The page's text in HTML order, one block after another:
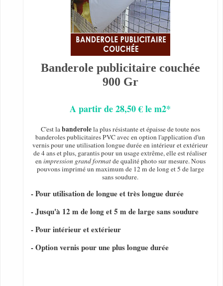
Banderole publicitaire couchée
900 Gr
A partir de 28,50 € le m2*
C'est labanderolela plus résistante et épaisse de toute nos
banderoles publicitaires PVC avec en option l'application d'un
vernis pour une utilisation longue durée en intérieur et extérieur
de 4 ans et plus, garantis pour un usage extrême, elle est réaliser
enimpression grand formatde qualité photo sur mesure. Nous
pouvons imprimé un maximum de 12 m de long et 5 de large
sans soudure.
- Pour utilisation de longue et très longue durée
- Jusqu'à 12 m de long et 5 m de large sans soudure
- Pour intérieur et extérieur
- Option vernis pour une plus longue durée